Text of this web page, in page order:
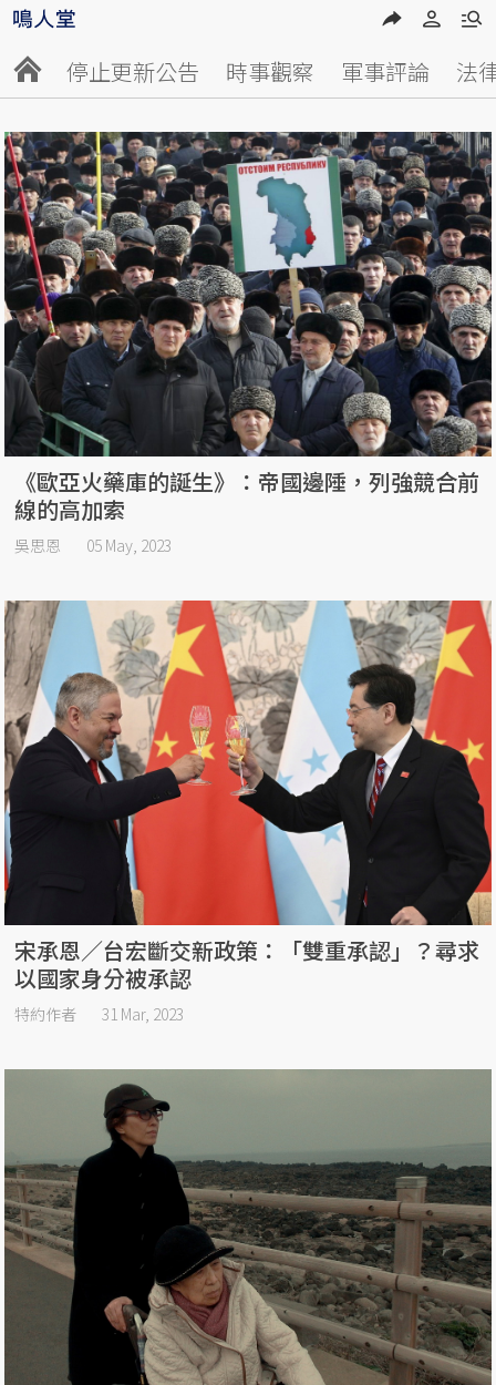
停止更新公告 時事觀察 軍事評論 法
《歐亞火藥庫的誕生》：帝國邊陲，列強競合前
線的高加索
吳思恩 05 May, 2023
宋承恩／台宏斷交新政策：「雙重承認」？尋求
以國家身分被承認
特約作者 31 Mar, 2023